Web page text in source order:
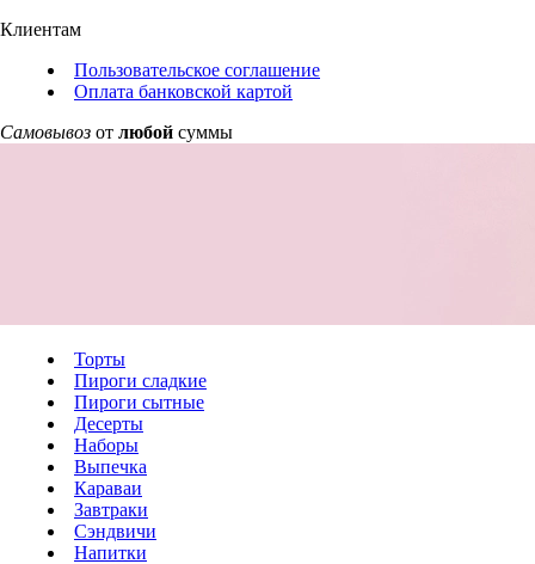
Клиентам
Пользовательское соглашение
Оплата банковской картой
Самовывоз от любой суммы
Торты
Пироги сладкие
Пироги сытные
Десерты
Наборы
Выпечка
Караваи
Завтраки
Сэндвичи
Напитки